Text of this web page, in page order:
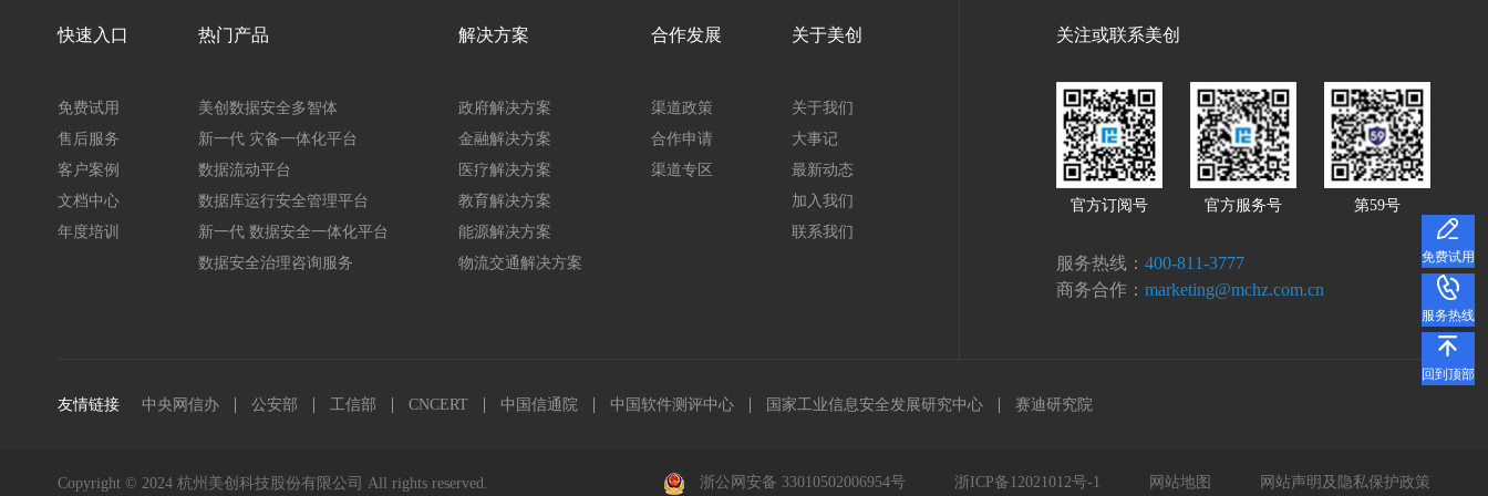
快速入口
免费试用
售后服务
客户案例
文档中心
年度培训
热门产品
美创数据安全多智体
新一代 灾备一体化平台
数据流动平台
数据库运行安全管理平台
新一代 数据安全一体化平台
数据安全治理咨询服务
解决方案
政府解决方案
金融解决方案
医疗解决方案
教育解决方案
能源解决方案
物流交通解决方案
合作发展
渠道政策
合作申请
渠道专区
关于美创
关于我们
大事记
最新动态
加入我们
联系我们
关注或联系美创
官方订阅号 官方服务号 第59号
服务热线： 400-811-3777
商务合作： marketing@mchz.com.cn
友情链接 中央网信办 公安部 工信部 CNCERT 中国信通院 中国软件测评中心 国家工业信息安全发展研究中心 赛迪研究院
Copyright © 2024 杭州美创科技股份有限公司 All rights reserved. 浙公网安备 33010502006954号 浙ICP备12021012号-1 网站地图 网站声明及隐私保护政策
免费试用
服务热线
回到顶部